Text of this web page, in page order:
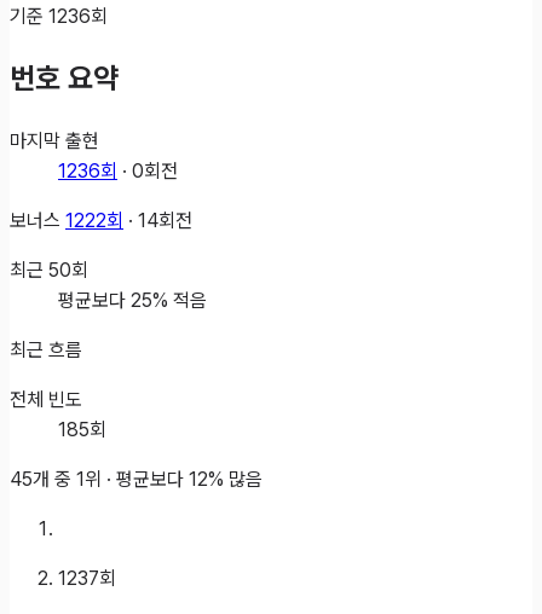
기준 1236회
번호 요약
마지막 출현
1236회 · 0회전
보너스 1222회 · 14회전
최근 50회
평균보다 25% 적음
최근 흐름
전체 빈도
185회
45개 중 1위 · 평균보다 12% 많음
1237회